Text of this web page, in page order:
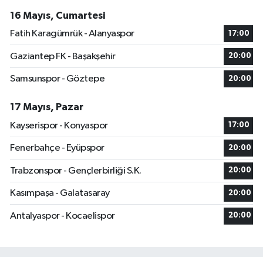
16 Mayıs, Cumartesi
Fatih Karagümrük - Alanyaspor
17:00
Gaziantep FK - Başakşehir 20:00
Samsunspor - Göztepe 20:00
17 Mayıs, Pazar
Kayserispor - Konyaspor
17:00
Fenerbahçe - Eyüpspor 20:00
Trabzonspor - Gençlerbirliği S.K. 20:00
Kasımpaşa - Galatasaray 20:00
Antalyaspor - Kocaelispor 20:00